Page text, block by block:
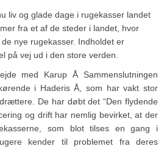
liv og glade dage i rugekasser landet
fra et af de steder i landet, hvor
nye rugekasser. Indholdet er
på vej ud i den store verden.
med Karup Å Sammenslutningen
i Haderis Å, som har vakt stor
De har døbt det “Den flydende
og drift har nemlig bevirket, at der
som blot tilses en gang i
kender til problemet fra deres